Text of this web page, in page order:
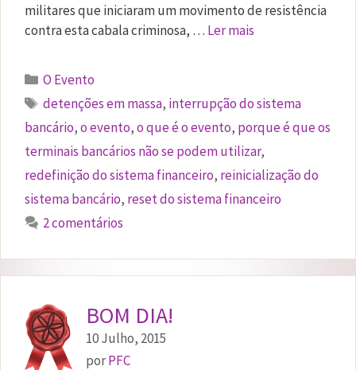
militares que iniciaram um movimento de resistência
contra esta cabala criminosa, … Ler mais
Categorias
O Evento
Etiquetas
detenções em massa, interrupção do sistema
bancário,o evento,o que é o evento, porque é que os
terminais bancários não se podem utilizar,
redefinição do sistema financeiro, reinicialização do
sistema bancário, reset do sistema financeiro
2 comentários
BOM DIA!
10 Julho, 2015
porPFC